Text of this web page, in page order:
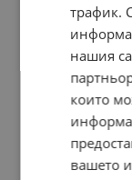
трафик.
нашия
които
вашето